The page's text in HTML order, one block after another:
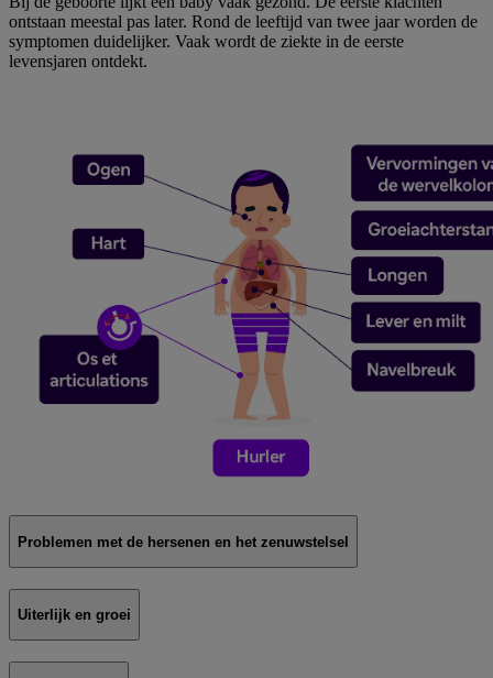
ontstaan meestal pas later. Rond de leeftijd van twee jaar worden de
symptomen duidelijker. Vaak wordt de ziekte in de eerste
levensjaren ontdekt.
Problemen met de hersenen en het zenuwstelsel
Uiterlijk en groei